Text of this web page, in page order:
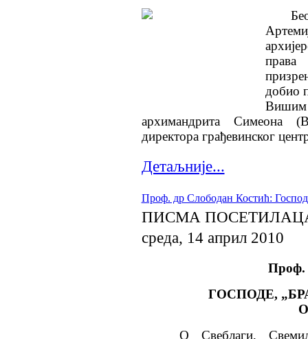
добио
Вишим
архимандрита Симеона
директора грађевинског
Детаљније...
Проф. др Слободан Костић:
ПИСМА
среда, 14 април 2010
Проф.
ГОСПОДЕ,
О Свеблаги,